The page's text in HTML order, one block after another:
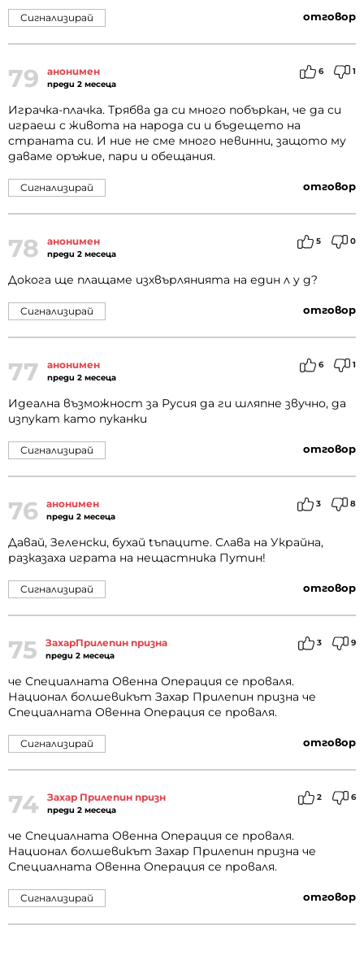
отговор
Сигнализирай
79 анонимен
преди 2 месеца
6 1
Играчка-плачка. Трябва да си много побъркан, че да си
играеш с живота на народа си и бъдещето на
страната си. И ние не сме много невинни, защото му
даваме оръжие, пари и обещания.
отговор
Сигнализирай
78 анонимен
преди 2 месеца
5 0
Докога ще плащаме изхвърлянията на един л у д?
отговор
Сигнализирай
77 анонимен
преди 2 месеца
6 1
Идеална възможност за Русия да ги шляпне звучно, да
изпукат като пуканки
отговор
Сигнализирай
76 анонимен
преди 2 месеца
3 8
Давай, Зеленски, бухай tъпаците. Слава на Украйна,
разказаха играта на нещастника Путин!
отговор
Сигнализирай
75 ЗахарПрилепин призна
преди 2 месеца
3 9
че Специалната Овенна Операция се проваля.
Национал болшевикът Захар Прилепин призна че
Специалната Овенна Операция се проваля.
отговор
Сигнализирай
74 Захар Прилепин призн
преди 2 месеца
2 6
че Специалната Овенна Операция се проваля.
Национал болшевикът Захар Прилепин призна че
Специалната Овенна Операция се проваля.
отговор
Сигнализирай